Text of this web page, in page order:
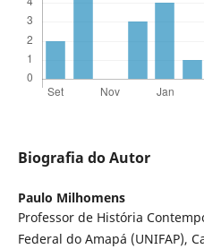
Biografia do Autor
Paulo Milhomens
Professor de História
Federal do Amapá (UNIFAP),